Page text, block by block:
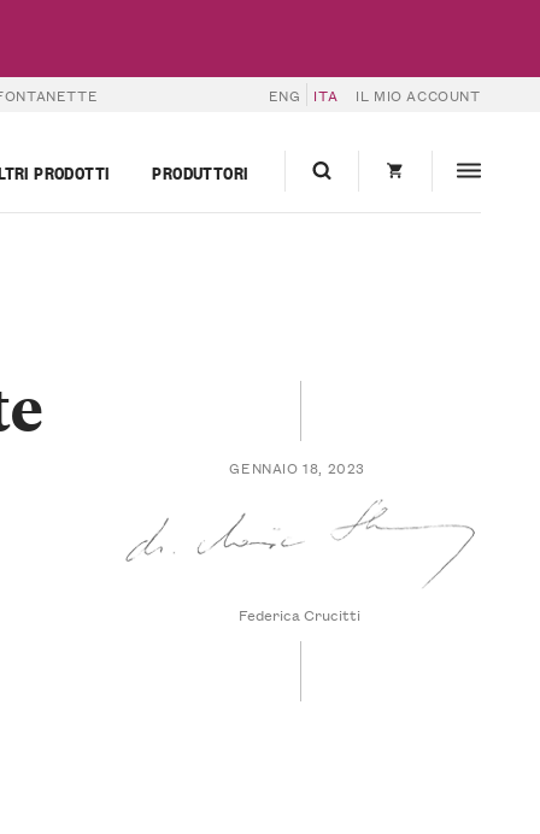
ENG ITA IL MIO ACCOUNT
PRODOTTI PRODUTTORI
GENNAIO 18, 2023
Federica Crucitti